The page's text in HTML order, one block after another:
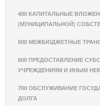
400 КАПИТАЛЬНЫЕ
(МУНИЦИПАЛЬНОЙ)
500 МЕЖБЮДЖЕТНЫЕ
600 ПРЕДОСТАВЛЕНИЕ
УЧРЕЖДЕНИЯМ И ИНЫМ
700 ОБСЛУЖИВАНИЕ
ДОЛГА